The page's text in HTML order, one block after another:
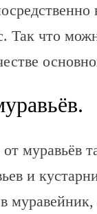
Так что
муравьёв
и